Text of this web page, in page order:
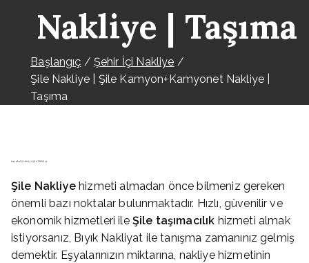
Nakliye | Taşıma
Başlangıç
Şehir İçi Nakliye
Şile Nakliye | Şile Kamyon+Kamyonet Nakliye |
Taşıma
İstanbul Şehir İçi Şile Nakliye
Şile Nakliyehizmeti almadan önce bilmeniz gereken
önemli bazı noktalar bulunmaktadır. Hızlı, güvenilir ve
ekonomik hizmetleri ile Şile taşımacılık hizmeti almak
istiyorsanız, Bıyık Nakliyat ile tanışma zamanınız gelmiş
demektir. Eşyalarınızın miktarına, nakliye hizmetinin